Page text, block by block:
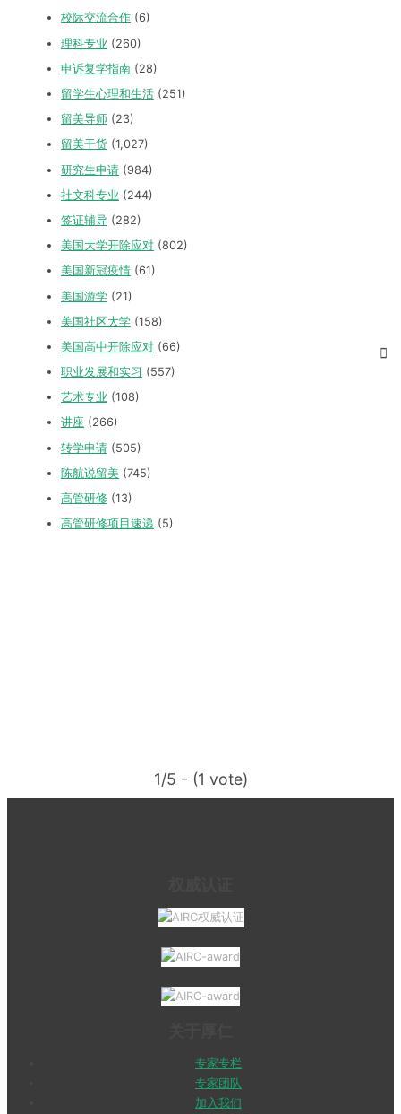
校际交流合作 (6)
理科专业 (260)
申诉复学指南 (28)
留学生心理和生活 (251)
留美导师 (23)
留美干货 (1,027)
研究生申请 (984)
社文科专业 (244)
签证辅导 (282)
美国大学开除应对 (802)
美国新冠疫情 (61)
美国游学 (21)
美国社区大学 (158)
美国高中开除应对 (66)
职业发展和实习 (557)
艺术专业 (108)
讲座 (266)
转学申请 (505)
陈航说留美 (745)
高管研修 (13)
高管研修项目速递 (5)
1/5 - (1 vote)
专家专栏
专家团队
加入我们